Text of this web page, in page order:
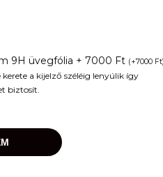
9H üvegfólia + 7000 Ft (+7000 Ft
a kijelző széléig lenyúlik így
biztosít.